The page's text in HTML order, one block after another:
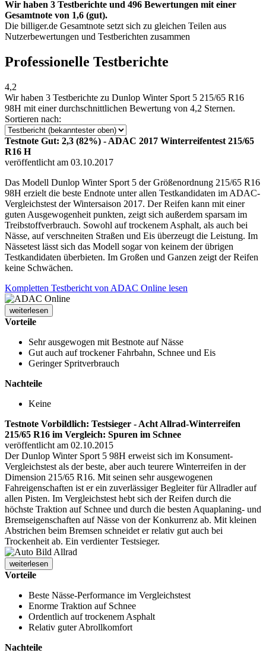
Wir haben 3 Testberichte und 496 Bewertungen mit einer
Gesamtnote von 1,6 (gut).
Die billiger.de Gesamtnote setzt sich zu gleichen Teilen aus
Nutzerbewertungen und Testberichten zusammen
Professionelle Testberichte
4,2
Wir haben 3 Testberichte zu Dunlop Winter Sport 5 215/65 R16
98H mit einer durchschnittlichen Bewertung von 4,2 Sternen.
Sortieren nach:
Testnote Gut: 2,3 (82%) - ADAC 2017 Winterreifentest 215/65
R16 H
veröffentlicht am 03.10.2017
Das Modell Dunlop Winter Sport 5 der Größenordnung 215/65 R16
98H erzielt die beste Endnote unter allen Testkandidaten im ADAC-
Vergleichstest der Wintersaison 2017. Der Reifen kann mit einer
guten Ausgewogenheit punkten, zeigt sich außerdem sparsam im
Treibstoffverbrauch. Sowohl auf trockenem Asphalt, als auch bei
Nässe, auf verschneiten Straßen und Eis überzeugt die Leistung. Im
Nässetest lässt sich das Modell sogar von keinem der übrigen
Testkandidaten überbieten. Im Großen und Ganzen zeigt der Reifen
keine Schwächen.
Kompletten Testbericht von ADAC Online lesen
weiterlesen
Vorteile
Sehr ausgewogen mit Bestnote auf Nässe
Gut auch auf trockener Fahrbahn, Schnee und Eis
Geringer Spritverbrauch
Nachteile
Keine
Testnote Vorbildlich: Testsieger - Acht Allrad-Winterreifen
215/65 R16 im Vergleich: Spuren im Schnee
veröffentlicht am 02.10.2015
Der Dunlop Winter Sport 5 98H erweist sich im Konsument-
Vergleichstest als der beste, aber auch teurere Winterreifen in der
Dimension 215/65 R16. Mit seinen sehr ausgewogenen
Fahreigenschaften ist er ein zuverlässiger Begleiter für Allradler auf
allen Pisten. Im Vergleichstest hebt sich der Reifen durch die
höchste Traktion auf Schnee und durch die besten Aquaplaning- und
Bremseigenschaften auf Nässe von der Konkurrenz ab. Mit kleinen
Abstrichen beim Bremsen schneidet er relativ gut auch bei
Trockenheit ab. Ein verdienter Testsieger.
weiterlesen
Vorteile
Beste Nässe-Performance im Vergleichstest
Enorme Traktion auf Schnee
Ordentlich auf trockenem Asphalt
Relativ guter Abrollkomfort
Nachteile